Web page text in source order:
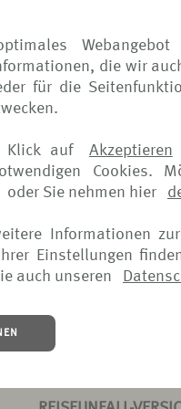
die wir
für die
Klick auf Akzeptieren
Cookies.
oder Sie nehmen hier
Informationen
Einstellungen
auch unseren
REISEGEPÄCK-
(PDF, 101 KB)